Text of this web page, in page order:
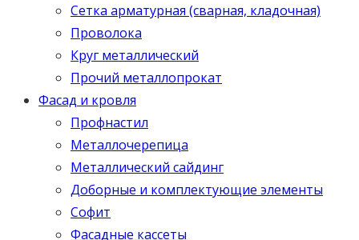
Сетка арматурная (сварная, кладочная)
Проволока
Круг металлический
Прочий металлопрокат
Фасад и кровля
Профнастил
Металлочерепица
Металлический сайдинг
Доборные и комплектующие элементы
Софит
Фасадные кассеты